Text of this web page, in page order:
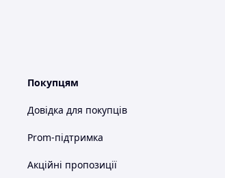
Покупцям
Довідка для покупців
Prom-підтримка
Акційні пропозиції